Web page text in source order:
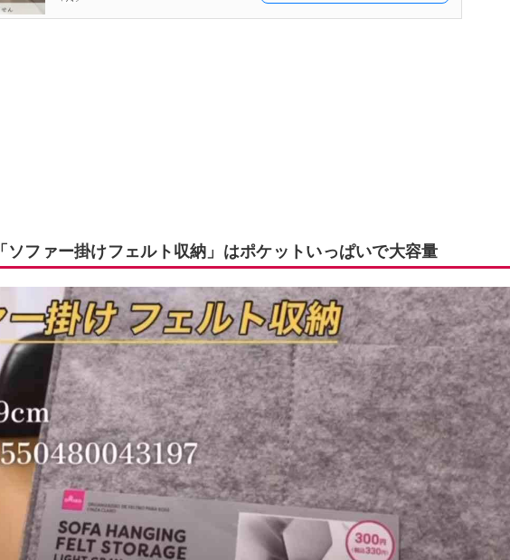
ソファー掛けフェルト収納」はポケットいっぱいで大容量